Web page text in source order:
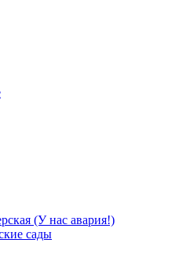
(У нас авария!)
сады